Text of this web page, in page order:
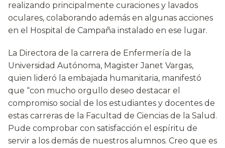
realizando principalmente curaciones y lavados
oculares, colaborando además en algunas acciones
en el Hospital de Campaña instalado en ese lugar.
La Directora de la carrera de Enfermería de la
Universidad Autónoma, Magister Janet Vargas,
quien lideró la embajada humanitaria, manifestó
que “con mucho orgullo deseo destacar el
compromiso social de los estudiantes y docentes de
estas carreras de la Facultad de Ciencias de la Salud.
Pude comprobar con satisfacción el espíritu de
servir a los demás de nuestros alumnos. Creo que es